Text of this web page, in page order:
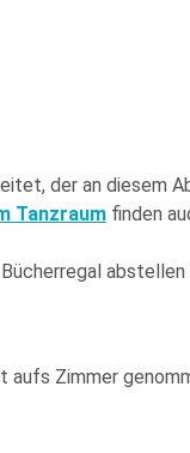
der an diesem
Tanzraum finden
Zimmer